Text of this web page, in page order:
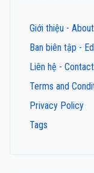
Giới thiệu -
Ban biên tập -
Liên hệ -
Terms and
Privacy Policy
Tags